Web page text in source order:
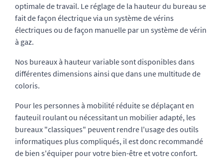
optimale de travail. Le réglage de la hauteur du bureau se
fait de façon électrique via un système de vérins
électriques ou de façon manuelle par un système de vérin
à gaz.
Nos bureaux à hauteur variable sont disponibles dans
différentes dimensions ainsi que dans une multitude de
coloris.
Pour les personnes à mobilité réduite se déplaçant en
fauteuil roulant ou nécessitant un mobilier adapté, les
bureaux "classiques" peuvent rendre l'usage des outils
informatiques plus compliqués, il est donc recommandé
de bien s'équiper pour votre bien-être et votre confort.